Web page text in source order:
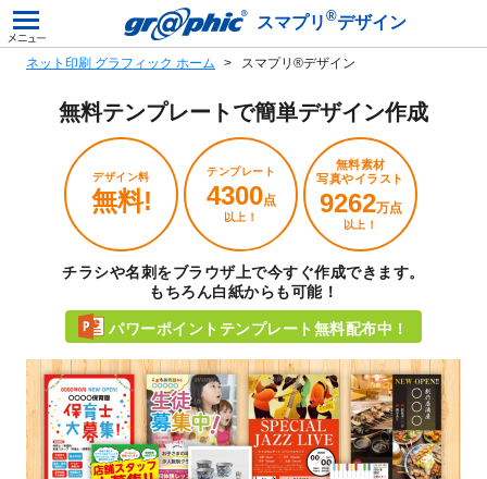
スマプリ ®デザイン
ネット印刷 グラフィック ホーム スマプリ®デザイン
無料テンプレートで簡単デザイン作成
デザイン料
無料!
テンプレート
4300点
以上！
無料素材
写真やイラスト
9262万点
以上！
チラシや名刺をブラウザ上で今すぐ作成できます。
もちろん白紙からも可能！
パワーポイントテンプレート無料配布中！